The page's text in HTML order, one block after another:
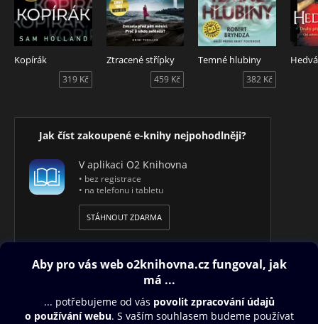
Kopírák
319 Kč
Ztracené střípky
459 Kč
Temné hlubiny
382 Kč
Jak číst zakoupené e-knihy nejpohodlněji?
V aplikaci O2 Knihovna
• bez registrace
• na telefonu i tabletu
STÁHNOUT ZDARMA
Obsah ke stažení